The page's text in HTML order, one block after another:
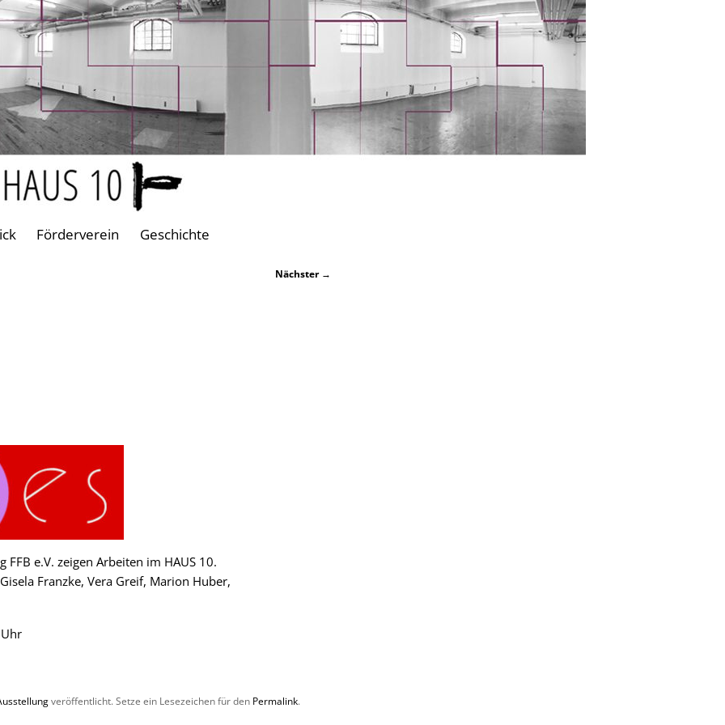
Förderverein Geschichte
Nächster →
e.V. zeigen Arbeiten im HAUS 10.
Franzke, Vera Greif, Marion Huber,
veröffentlicht. Setze ein Lesezeichen für den Permalink.